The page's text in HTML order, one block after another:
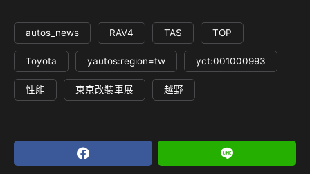
autos_news RAV4 TAS TOP
Toyota yautos:region=tw yct:001000993
性能 東京改裝車展 越野